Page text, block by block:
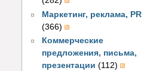
Маркетинг, реклама, PR
(366)
Коммерческие
предложения, письма,
презентации (112)